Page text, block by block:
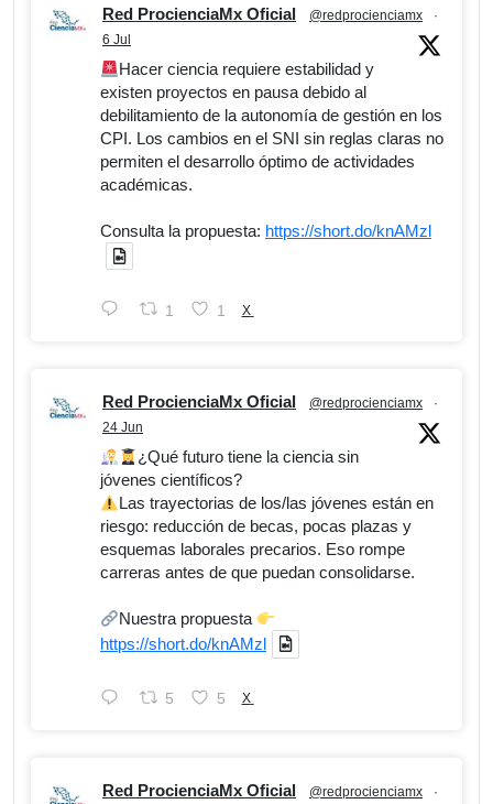
Red ProcienciaMx Oficial @redprocienciamx
·
6 Jul
Hacer ciencia requiere estabilidad y
existen proyectos en pausa debido al
debilitamiento de la autonomía de gestión en los
CPI. Los cambios en el SNI sin reglas claras no
permiten el desarrollo óptimo de actividades
académicas.
Consulta la propuesta: https://short.do/knAMzl
1 1 X
Red ProcienciaMx Oficial @redprocienciamx
·
24 Jun
¿Qué futuro tiene la ciencia sin
jóvenes científicos?
Las trayectorias de los/las jóvenes están en
riesgo: reducción de becas, pocas plazas y
esquemas laborales precarios. Eso rompe
carreras antes de que puedan consolidarse.
Nuestra propuesta
https://short.do/knAMzl
5 5 X
Red ProcienciaMx Oficial @redprocienciamx
·